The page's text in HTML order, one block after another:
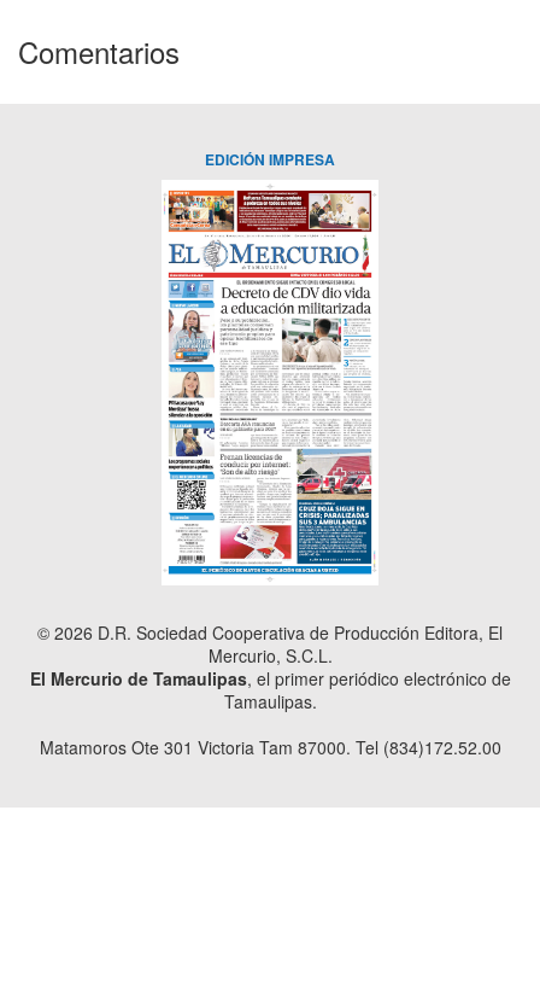
Comentarios
EDICIÓN IMPRESA
© 2026 D.R. Sociedad Cooperativa de Producción Editora, El
Mercurio, S.C.L.
El Mercurio de Tamaulipas, el primer periódico electrónico de
Tamaulipas.
Matamoros Ote 301 Victoria Tam 87000. Tel (834)172.52.00